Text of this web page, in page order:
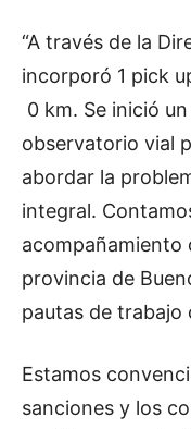
“A través de la
incorporó 1 pick
0 km. Se inició
observatorio vial
abordar la
integral.
acompañamiento
provincia de
pautas de
Estamos
sanciones y los